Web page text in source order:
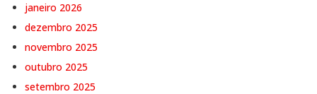
janeiro 2026
dezembro 2025
novembro 2025
outubro 2025
setembro 2025